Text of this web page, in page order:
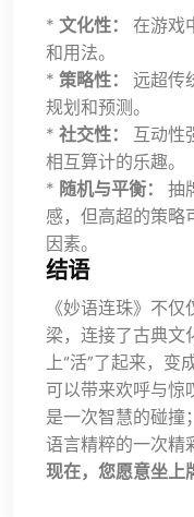
* 文化性：
在游戏
和用法。
* 策略性：
远超传
规划和预测。
* 社交性：
互动性
相互算计的乐趣。
* 随机与平衡：
抽
感，但高超的策略
因素。
结语
《妙语连珠》不
梁，连接了古典文
上“活”了起来，变
可以带来欢呼与惊
是一次智慧的碰撞
语言精粹的一次精
现在，您愿意坐上